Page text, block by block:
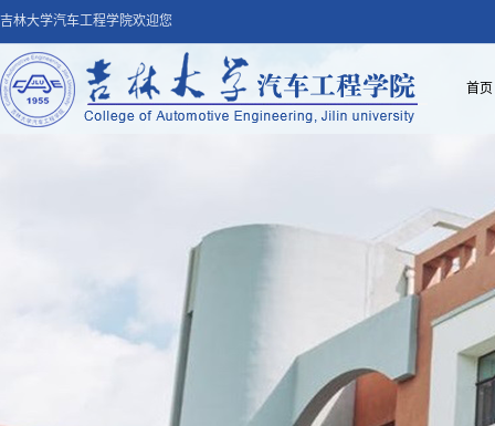
吉林大学汽车工程学院欢迎您
首页